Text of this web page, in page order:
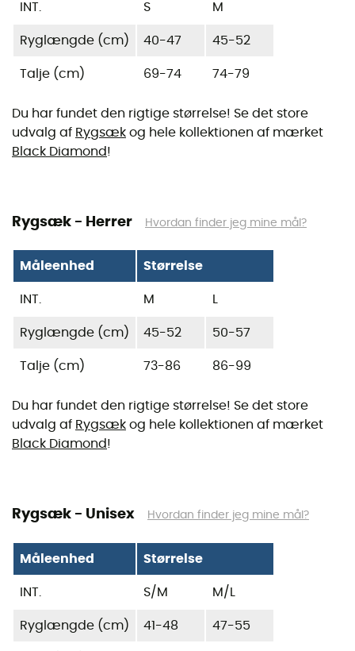
INT. S M
Ryglængde (cm) 40-47 45-52
Talje (cm) 69-74 74-79
Du har fundet den rigtige størrelse! Se det store
udvalg af Rygsæk og hele kollektionen af mærket
Black Diamond!
Rygsæk - Herrer Hvordan finder jeg mine mål?
Måleenhed Størrelse
INT. M L
Ryglængde (cm) 45-52 50-57
Talje (cm) 73-86 86-99
Du har fundet den rigtige størrelse! Se det store
udvalg af Rygsæk og hele kollektionen af mærket
Black Diamond!
Rygsæk - Unisex Hvordan finder jeg mine mål?
Måleenhed Størrelse
INT. S/M M/L
Ryglængde (cm) 41-48 47-55